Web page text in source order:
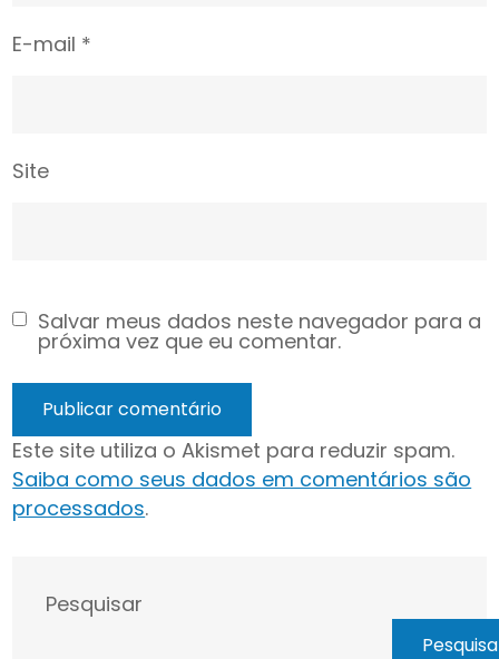
E-mail *
Site
Salvar meus dados neste navegador para a
próxima vez que eu comentar.
Este site utiliza o Akismet para reduzir spam.
Saiba como seus dados em comentários são
processados.
Pesquisar